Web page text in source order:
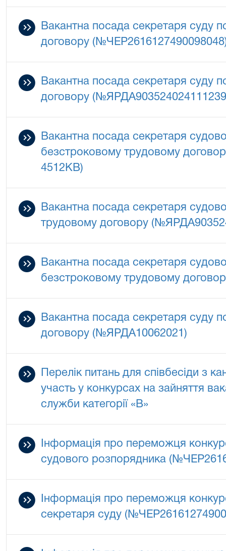
Вакантна посада секретаря суду
договору
Вакантна посада секретаря суду
договору
Вакантна посада секретаря
безстроковому трудовому
4512КВ)
Вакантна посада секретаря
трудовому договору
Вакантна посада секретаря
безстроковому трудовому
Вакантна посада секретаря суду
договору (№ЯРДА10062021)
Перелік питань для співбесіди з
участь у конкурсах на зайняття
служби категорії «В»
Інформація про переможця
судового розпорядника
Інформація про переможця
секретаря суду